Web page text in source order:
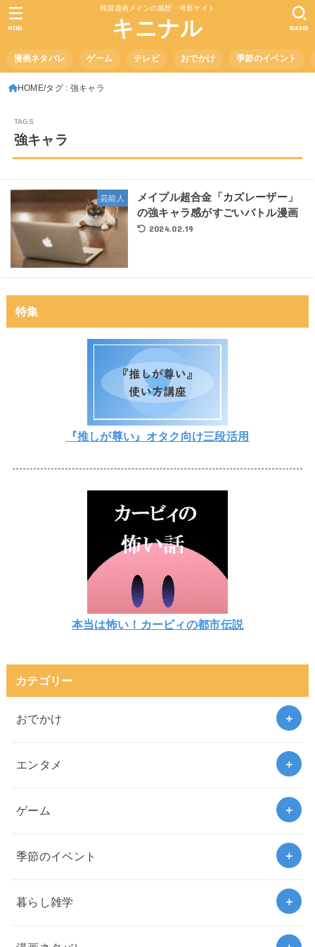
韓国漫画メインの感想・考察サイト
キニナル
漫画ネタバレ ゲーム テレビ おでかけ 季節のイベント
SEARCH
MENU
HOME タグ : 強キャラ
強キャラ
芸能人
メイプル超合金「カズレーザー」
の強キャラ感がすごいバトル漫画
2024.02.19
特集
『推しが尊い』オタク向け三段活用
本当は怖い！カービィの都市伝説
カテゴリー
おでかけ
エンタメ
ゲーム
季節のイベント
暮らし雑学